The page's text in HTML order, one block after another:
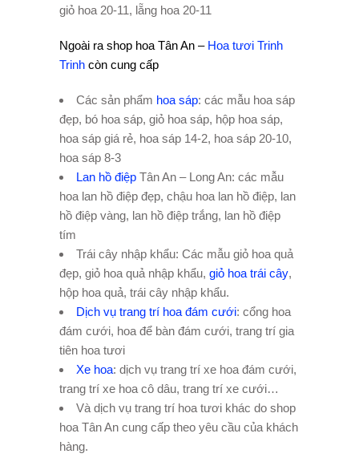
giỏ hoa 20-11, lẵng hoa 20-11
Ngoài ra shop hoa Tân An – Hoa tươi Trinh
Trinh còn cung cấp
Các sản phẩm hoa sáp: các mẫu hoa sáp
đẹp, bó hoa sáp, giỏ hoa sáp, hộp hoa sáp,
hoa sáp giá rẻ, hoa sáp 14-2, hoa sáp 20-10,
hoa sáp 8-3
Lan hồ điệp Tân An – Long An: các mẫu
hoa lan hồ điệp đẹp, chậu hoa lan hồ điệp, lan
hồ điệp vàng, lan hồ điệp trắng, lan hồ điệp
tím
Trái cây nhập khẩu: Các mẫu giỏ hoa quả
đẹp, giỏ hoa quả nhập khẩu, giỏ hoa trái cây,
hộp hoa quả, trái cây nhập khẩu.
Dịch vụ trang trí hoa đám cưới: cổng hoa
đám cưới, hoa để bàn đám cưới, trang trí gia
tiên hoa tươi
Xe hoa: dịch vụ trang trí xe hoa đám cưới,
trang trí xe hoa cô dâu, trang trí xe cưới…
Và dịch vụ trang trí hoa tươi khác do shop
hoa Tân An cung cấp theo yêu cầu của khách
hàng.